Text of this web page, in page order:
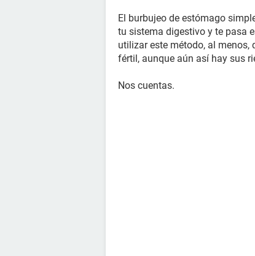
El burbujeo de estómago
tu sistema digestivo y te pasa
utilizar este método, al menos,
fértil, aunque aún así hay sus
Nos cuentas.